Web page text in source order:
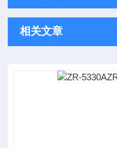
相关文章